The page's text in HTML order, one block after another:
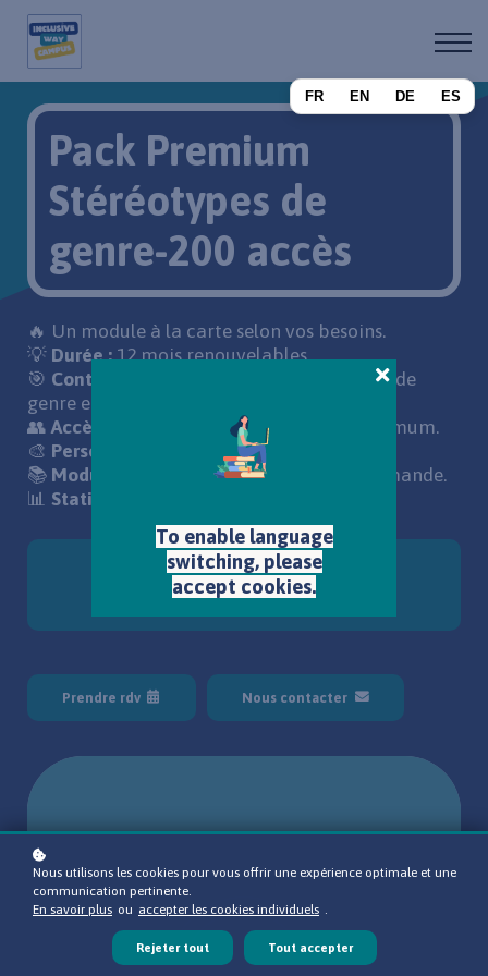
Se connecter
S'inscrire
Pack Premium
Stéréotypes de
genre-200 accès
🔥 Un module à la carte selon vos besoins.
💡 Durée :12 mois renouvelables.
🎯 Contenu de l’offre :
Module Stéréotypes de
genre et si on les déconstruisait ?
👥 Accès :
Jusqu’à 200 collaborateurs maximum.
🎨 Personnalisation de votre LMS :
📚 Modules personnalisables :
non. Sur demande.
📊 Statistiques :
Je veux proposer cette formation à mon
équipe !
€5,000 / 12 mois
Prendre rdv Nous contacter
To enable language
switching, please
accept cookies.
FR EN DE ES
Nous utilisons les cookies pour vous offrir une expérience optimale et une
communication pertinente.
En savoir plus ou accepter les cookies individuels .
Rejeter tout Tout accepter